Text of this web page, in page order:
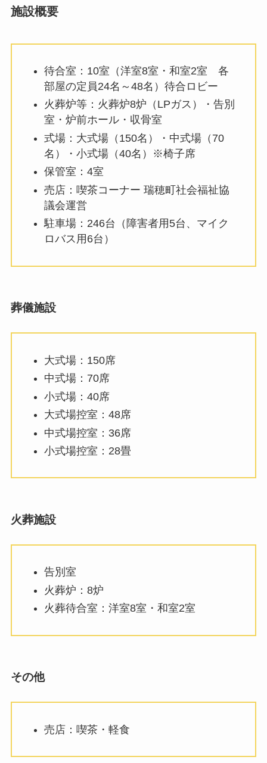
施設概要
待合室：10室（洋室8室・和室2室 各
部屋の定員24名～48名）待合ロビー
火葬炉等：火葬炉8炉（LPガス）・告別
室・炉前ホール・収骨室
式場：大式場（150名）・中式場（70
名）・小式場（40名）※椅子席
保管室：4室
売店：喫茶コーナー 瑞穂町社会福祉協
議会運営
駐車場：246台（障害者用5台、マイク
ロバス用6台）
葬儀施設
大式場：150席
中式場：70席
小式場：40席
大式場控室：48席
中式場控室：36席
小式場控室：28畳
火葬施設
告別室
火葬炉：8炉
火葬待合室：洋室8室・和室2室
その他
売店：喫茶・軽食